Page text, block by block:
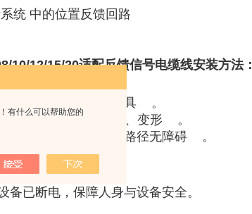
有什么可以帮助您的
统 ‌ 中的位置反馈回路 ‌‌
10/12/15/20适配反馈信号电缆线安装方法：
电缆测试仪等电工工具
。
06，检查外观无破损、变形
。
无易燃易爆物，敷设路径无障碍 。
备已断电，保障人身与设备安全。